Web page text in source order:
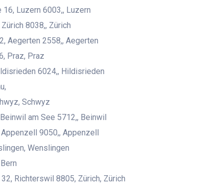
Luzern 6003,, Luzern
8038,, Zürich
Aegerten 2558,, Aegerten
Praz, Praz
6024,, Hildisrieden
Schwyz
am See 5712,, Beinwil
9050,, Appenzell
Wenslingen
Richterswil 8805, Zürich, Zürich